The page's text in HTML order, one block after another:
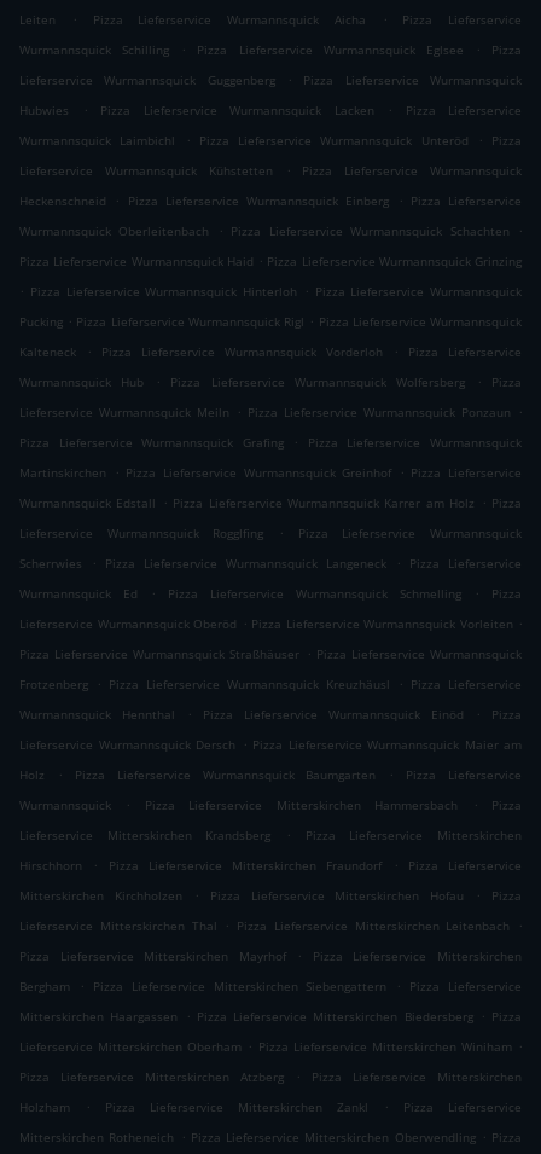
Leiten . Pizza Lieferservice Wurmannsquick Aicha .
Pizza Lieferservice
Wurmannsquick Schilling
. Pizza Lieferservice Wurmannsquick Eglsee .
Pizza
Lieferservice Wurmannsquick Guggenberg
.
Pizza Lieferservice Wurmannsquick
Hubwies
. Pizza Lieferservice Wurmannsquick Lacken .
Pizza Lieferservice
Wurmannsquick Laimbichl
. Pizza Lieferservice Wurmannsquick Unteröd .
Pizza
Lieferservice Wurmannsquick Kühstetten
.
Pizza Lieferservice Wurmannsquick
Heckenschneid
. Pizza Lieferservice Wurmannsquick Einberg . Pizza Lieferservice
Wurmannsquick Oberleitenbach
. Pizza Lieferservice Wurmannsquick Schachten
.
Pizza Lieferservice Wurmannsquick Haid . Pizza Lieferservice Wurmannsquick Grinzing
. Pizza Lieferservice Wurmannsquick Hinterloh . Pizza Lieferservice Wurmannsquick
Pucking . Pizza Lieferservice Wurmannsquick Rigl . Pizza Lieferservice Wurmannsquick
Kalteneck
. Pizza Lieferservice Wurmannsquick Vorderloh .
Pizza Lieferservice
Wurmannsquick Hub
. Pizza Lieferservice Wurmannsquick Wolfersberg .
Pizza
Lieferservice Wurmannsquick Meiln
. Pizza Lieferservice Wurmannsquick Ponzaun
.
Pizza Lieferservice Wurmannsquick Grafing
.
Pizza Lieferservice Wurmannsquick
Martinskirchen
. Pizza Lieferservice Wurmannsquick Greinhof . Pizza Lieferservice
Wurmannsquick Edstall
. Pizza Lieferservice Wurmannsquick Karrer am Holz . Pizza
Lieferservice Wurmannsquick Rogglfing
.
Pizza Lieferservice Wurmannsquick
Scherrwies
. Pizza Lieferservice Wurmannsquick Langeneck .
Pizza Lieferservice
Wurmannsquick Ed
. Pizza Lieferservice Wurmannsquick Schmelling .
Pizza
Lieferservice Wurmannsquick Oberöd . Pizza Lieferservice Wurmannsquick Vorleiten .
Pizza Lieferservice Wurmannsquick Straßhäuser . Pizza Lieferservice Wurmannsquick
Frotzenberg
. Pizza Lieferservice Wurmannsquick Kreuzhäusl . Pizza Lieferservice
Wurmannsquick Hennthal
. Pizza Lieferservice Wurmannsquick Einöd .
Pizza
Lieferservice Wurmannsquick Dersch
. Pizza Lieferservice Wurmannsquick Maier am
Holz
. Pizza Lieferservice Wurmannsquick Baumgarten .
Pizza Lieferservice
Wurmannsquick
. Pizza Lieferservice Mitterskirchen Hammersbach .
Pizza
Lieferservice Mitterskirchen Krandsberg
.
Pizza Lieferservice Mitterskirchen
Hirschhorn
. Pizza Lieferservice Mitterskirchen Fraundorf .
Pizza Lieferservice
Mitterskirchen Kirchholzen
. Pizza Lieferservice Mitterskirchen Hofau .
Pizza
Lieferservice Mitterskirchen Thal
. Pizza Lieferservice Mitterskirchen Leitenbach
.
Pizza Lieferservice Mitterskirchen Mayrhof
.
Pizza Lieferservice Mitterskirchen
Bergham
. Pizza Lieferservice Mitterskirchen Siebengattern .
Pizza Lieferservice
Mitterskirchen Haargassen
. Pizza Lieferservice Mitterskirchen Biedersberg . Pizza
Lieferservice Mitterskirchen Oberham . Pizza Lieferservice Mitterskirchen Winiham .
Pizza Lieferservice Mitterskirchen Atzberg
.
Pizza Lieferservice Mitterskirchen
Holzham
. Pizza Lieferservice Mitterskirchen Zankl .
Pizza Lieferservice
Mitterskirchen Rotheneich
. Pizza Lieferservice Mitterskirchen Oberwendling . Pizza